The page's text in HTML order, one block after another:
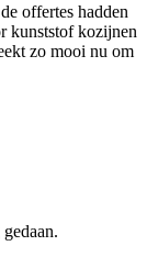
offertes hadden
kunststof kozijnen
zo mooi nu om